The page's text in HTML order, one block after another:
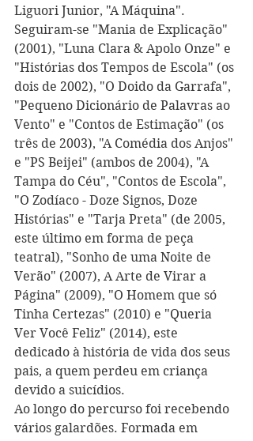
Liguori Junior, "A Máquina".
Seguiram-se "Mania de Explicação"
(2001), "Luna Clara & Apolo Onze" e
"Histórias dos Tempos de Escola" (os
dois de 2002), "O Doido da Garrafa",
"Pequeno Dicionário de Palavras ao
Vento" e "Contos de Estimação" (os
três de 2003), "A Comédia dos Anjos"
e "PS Beijei" (ambos de 2004), "A
Tampa do Céu", "Contos de Escola",
"O Zodíaco - Doze Signos, Doze
Histórias" e "Tarja Preta" (de 2005,
este último em forma de peça
teatral), "Sonho de uma Noite de
Verão" (2007), A Arte de Virar a
Página" (2009), "O Homem que só
Tinha Certezas" (2010) e "Queria
Ver Você Feliz" (2014), este
dedicado à história de vida dos seus
pais, a quem perdeu em criança
devido a suicídios.
Ao longo do percurso foi recebendo
vários galardões. Formada em